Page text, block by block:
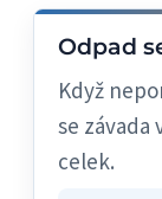
Odpad
Když
se
celek.